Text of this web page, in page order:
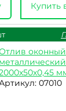
Купить
оконный
07010